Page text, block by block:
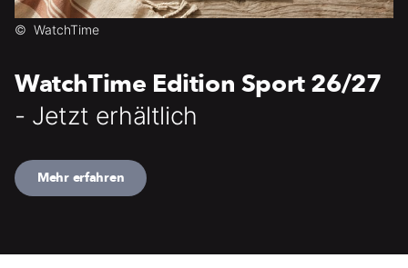
© WatchTime
WatchTime Edition Sport 26/27
- Jetzt erhältlich
Mehr erfahren